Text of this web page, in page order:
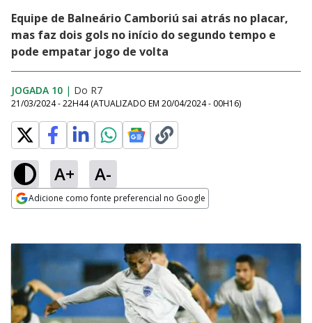
Equipe de Balneário Camboriú sai atrás no placar,
mas faz dois gols no início do segundo tempo e
pode empatar jogo de volta
JOGADA 10 | Do R7
21/03/2024 - 22H44 (ATUALIZADO EM 20/04/2024 - 00H16)
A+ A-
Adicione como fonte preferencial no Google